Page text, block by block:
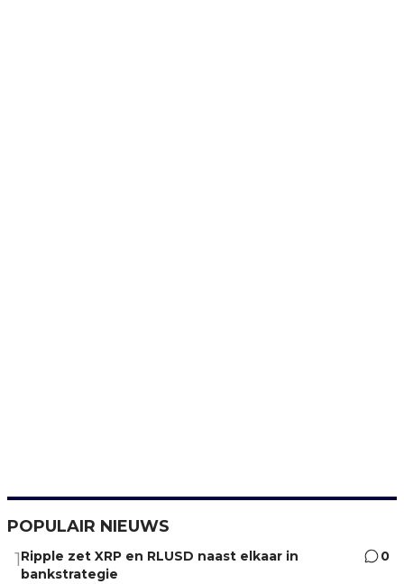
POPULAIR NIEUWS
1Ripple zet XRP en RLUSD naast elkaar in
bankstrategie
0